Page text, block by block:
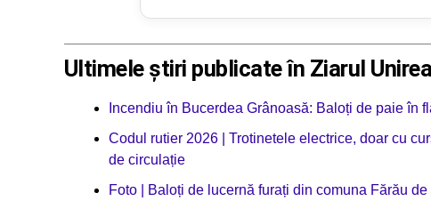
Ultimele știri publicate în Ziarul Unirea
Incendiu în Bucerdea Grânoasă: Baloți de paie în
Codul rutier 2026 | Trotinetele electrice, doar cu
de circulație
Foto | Baloți de lucernă furați din comuna Fărău